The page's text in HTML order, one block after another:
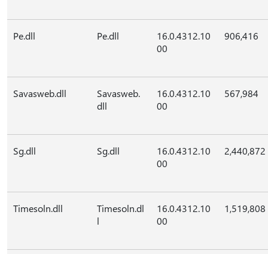
Pe.dll Pe.dll
16.0.4312.10
00
906,416
Savasweb.dll
Savasweb.
dll
16.0.4312.10
00
567,984
Sg.dll Sg.dll
16.0.4312.10
00
2,440,872
Timesoln.dll
Timesoln.dl
l
16.0.4312.10
00
1,519,808